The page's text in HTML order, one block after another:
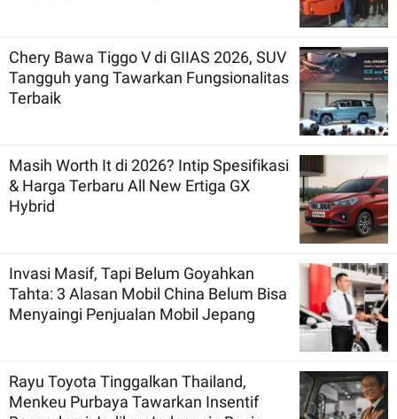
Chery Bawa Tiggo V di GIIAS 2026, SUV
Tangguh yang Tawarkan Fungsionalitas
Terbaik
Masih Worth It di 2026? Intip Spesifikasi
& Harga Terbaru All New Ertiga GX
Hybrid
Invasi Masif, Tapi Belum Goyahkan
Tahta: 3 Alasan Mobil China Belum Bisa
Menyaingi Penjualan Mobil Jepang
Rayu Toyota Tinggalkan Thailand,
Menkeu Purbaya Tawarkan Insentif